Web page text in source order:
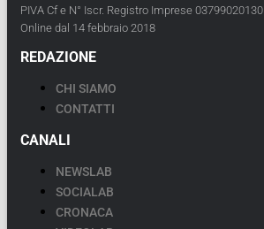
PIVA Cf e N° Iscr. Registro Imprese 03799020130
Online dal 14 febbraio 2018
REDAZIONE
CHI SIAMO
CONTATTI
CANALI
NEWSLAB
SOCIALAB
CRONACA